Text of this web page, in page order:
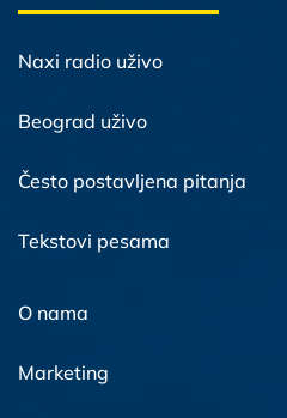
Naxi radio uživo
Beograd uživo
Često postavljena pitanja
Tekstovi pesama
O nama
Marketing